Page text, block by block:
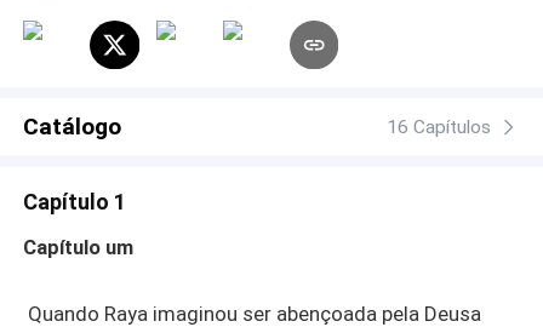
que Ravi conseguia dizer. Era apenas para ser um noite,
mas o encontro com o homem lhe rendeu uma gravidez.
muito poderoso. Com medo de ser usada novamente
conhece. Tantas perguntas e pouca respostas. Ela deve
pediu?
Catálogo 16 Capítulos
Capítulo 1
Capítulo um
Quando Raya imaginou ser abençoada pela Deusa